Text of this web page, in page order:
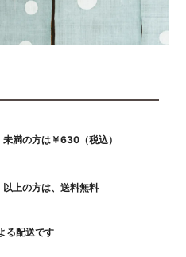
満の方は￥630（税込）
上の方は、送料無料
る配送です